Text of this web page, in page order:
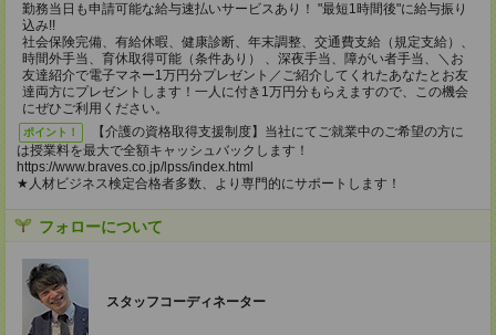
勤務当日も申請可能な給与速払いサービスあり！ "最短1時間後"に給与振り
込み!!
社会保険完備、有給休暇、健康診断、年末調整、交通費支給（規定支給）、
時間外手当、育休取得可能（条件あり） 、深夜手当、障がい者手当、＼お
友達紹介で電子マネー1万円分プレゼント／ご紹介してくれたあなたとお友
達両方にプレゼントします！一人に付き1万円分もらえますので、この機会
にぜひご利用ください。
ポイント！
【介護の資格取得支援制度】当社にてご就業中のご希望の方に
は授業料を最大で全額キャッシュバックします！
https://www.braves.co.jp/lpss/index.html
★人材ビジネス検定合格者多数、より専門的にサポートします！
フォローについて
スタッフコーディネーター